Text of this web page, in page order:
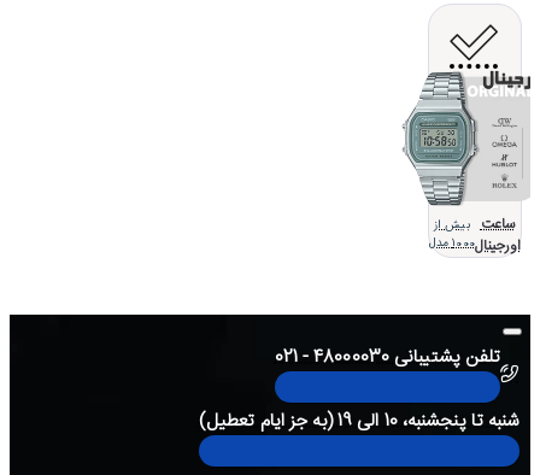
ساعت
اورجینال
بیش از
1000 مدل
تلفن پشتیبانی 48000030 - 021
شنبه تا پنجشنبه، 10 الی 19 (به جز ایام تعطیل)